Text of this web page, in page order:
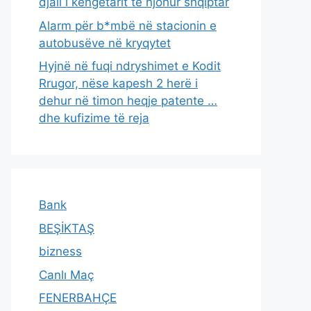
Alarm për b*mbë në stacionin e
autobusëve në kryqytet
Hyjnë në fuqi ndryshimet e Kodit
Rrugor, nëse kapesh 2 herë i
dehur në timon heqje patente …
dhe kufizime të reja
Bank
BEŞİKTAŞ
bizness
Canlı Maç
FENERBAHÇE